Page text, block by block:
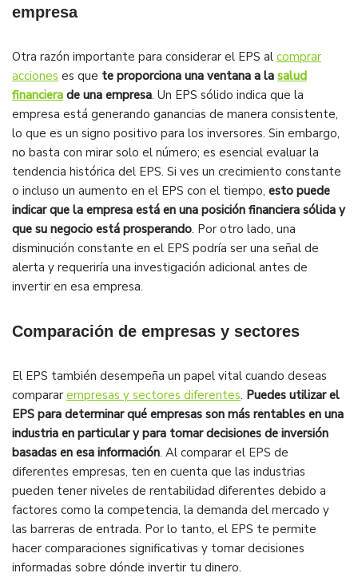
empresa
Otra razón importante para considerar el EPS al comprar
acciones es que te proporciona una ventana a la salud
financiera de una empresa. Un EPS sólido indica que la
empresa está generando ganancias de manera consistente,
lo que es un signo positivo para los inversores. Sin embargo,
no basta con mirar solo el número; es esencial evaluar la
tendencia histórica del EPS. Si ves un crecimiento constante
o incluso un aumento en el EPS con el tiempo, esto puede
indicar que la empresa está en una posición financiera sólida y
que su negocio está prosperando. Por otro lado, una
disminución constante en el EPS podría ser una señal de
alerta y requeriría una investigación adicional antes de
invertir en esa empresa.
Comparación de empresas y sectores
El EPS también desempeña un papel vital cuando deseas
comparar empresas y sectores diferentes. Puedes utilizar el
EPS para determinar qué empresas son más rentables en una
industria en particular y para tomar decisiones de inversión
basadas en esa información. Al comparar el EPS de
diferentes empresas, ten en cuenta que las industrias
pueden tener niveles de rentabilidad diferentes debido a
factores como la competencia, la demanda del mercado y
las barreras de entrada. Por lo tanto, el EPS te permite
hacer comparaciones significativas y tomar decisiones
informadas sobre dónde invertir tu dinero.